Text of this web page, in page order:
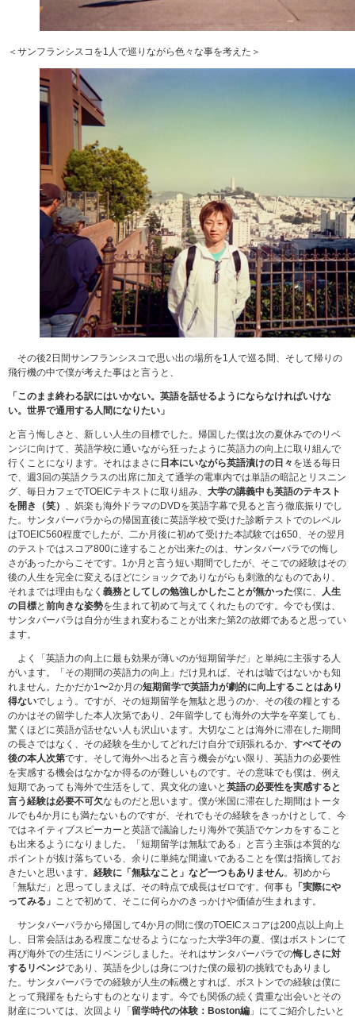
＜サンフランシスコを1人で巡りながら色々な事を考えた＞
その後2日間サンフランシスコで思い出の場所を1人で巡る間、そして帰りの
飛行機の中で僕が考えた事はと言うと、
「このまま終わる訳にはいかない。英語を話せるようにならなければいけな
い。世界で通用する人間になりたい」
と言う悔しさと、新しい人生の目標でした。帰国した僕は次の夏休みでのリベ
ンジに向けて、英語学校に通いながら狂ったように英語力の向上に取り組んで
行くことになります。それはまさに 日本にいながら英語漬けの日々 を送る毎日
で、週3回の英語クラスの出席に加えて通学の電車内では単語の暗記とリスニン
グ、毎日カフェでTOEICテキストに取り組み、 大学の講義中も英語のテキスト
を開き（笑）
、娯楽も海外ドラマのDVDを英語字幕で見ると言う徹底振りでし
た。サンタバーバラからの帰国直後に英語学校で受けた診断テストでのレベル
はTOEIC560程度でしたが、二か月後に初めて受けた本試験では650、その翌月
のテストではスコア800に達することが出来たのは、サンタバーバラでの悔し
さがあったからこそです。1か月と言う短い期間でしたが、そこでの経験はその
後の人生を完全に変えるほどにショックでありながらも刺激的なものであり、
それまでは理由もなく 義務としてしの勉強しかしたことが無かった僕に、
人生
の目標と 前向きな姿勢を生まれて初めて与えてくれたものです。今でも僕は、
サンタバーバラは自分が生まれ変わることが出来た第2の故郷であると思ってい
ます。
よく「英語力の向上に最も効果が薄いのが短期留学だ」と単純に主張する人
がいます。「その期間の英語力の向上」だけ見れば、それは嘘ではないかも知
れません。たかだか1〜2か月の短期留学で英語力が劇的に向上することはあり
得ないでしょう。ですが、その短期留学を無駄と思うのか、その後の糧とする
のかはその留学した本人次第であり、2年留学しても海外の大学を卒業しても、
驚くほどに英語が話せない人も沢山います。大切なことは海外に滞在した期間
の長さではなく、その経験を生かしてどれだけ自分で頑張れるか、 すべてその
後の本人次第です。そして海外へ出ると言う機会がない限り、英語力の必要性
を実感する機会はなかなか得るのが難しいものです。その意味でも僕は、例え
短期であっても海外で生活をして、異文化の違いと 英語の必要性を実感すると
言う経験は必要不可欠なものだと思います。僕が米国に滞在した期間はトータ
ルでも4か月にも満たないものですが、それでもその経験をきっかけとして、今
ではネイティブスピーカーと英語で議論したり海外で英語でケンカをすること
も出来るようになりました。「短期留学は無駄である」と言う主張は本質的な
ポイントが抜け落ちている、余りに単純な間違いであることを僕は指摘してお
きたいと思います。 経験に「無駄なこと」など一つもありません。初めから
「無駄だ」と思ってしまえば、その時点で成長はゼロです。何事も
「実際にや
ってみる」
ことで初めて、そこに何らかのきっかけや価値が生まれます。
サンタバーバラから帰国して4か月の間に僕のTOEICスコアは200点以上向上
し、日常会話はある程度こなせるようになった大学3年の夏、僕はボストンにて
再び海外での生活にリベンジしました。それはサンタバーバラでの悔しさに対
するリベンジであり、英語を少しは身につけた僕の最初の挑戦でもありまし
た。サンタバーバラでの経験が人生の転機とすれば、ボストンでの経験は僕に
とって飛躍をもたらすものとなります。今でも関係の続く貴重な出会いとその
財産については、次回より「留学時代の体験：Boston編 」にてご紹介したいと